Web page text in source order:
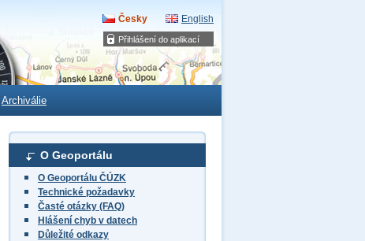
Přihlášení do aplikací
Česky English
Archiválie
O Geoportálu
O Geoportálu ČÚZK
Technické požadavky
Časté otázky (FAQ)
Hlášení chyb v datech
Důležité odkazy